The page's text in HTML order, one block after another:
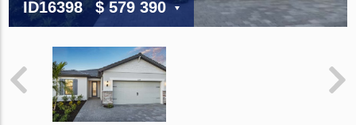
ID16398 $ 579 390